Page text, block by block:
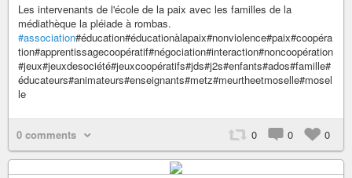
Les intervenants de l'école de la paix avec les familles de la
médiathèque la pléiade à rombas.
#association#éducation#éducationàlapaix#nonviolence#paix#coopéra
tion#apprentissagecoopératif#négociation#interaction#noncoopération
#jeux#jeuxdesociété#jeuxcoopératifs#jds#j2s#enfants#ados#famille#
éducateurs#animateurs#enseignants#metz#meurtheetmoselle#mosel
le
0 comments 0 0 0